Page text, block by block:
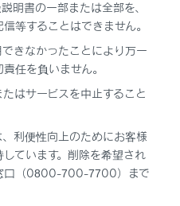
明書の一部または全部を、
等することはできません。
きなかったことにより万一
任を負いません。
はサービスを中止すること
利便性向上のためにお客様
ています。削除を希望され
口（0800-700-7700）まで